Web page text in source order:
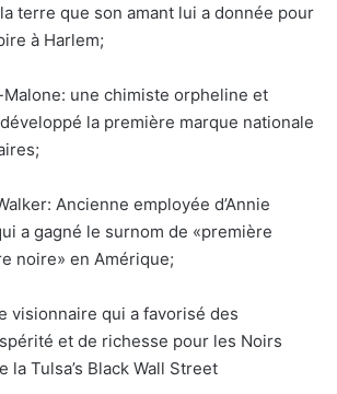
terre que son amant lui a donnée pour
à Harlem;
​​une chimiste orpheline et
la première marque nationale
Ancienne employée d’Annie
a gagné le surnom de «première
noire» en Amérique;
visionnaire qui a favorisé des
et de richesse pour les Noirs
la Tulsa’s Black Wall Street